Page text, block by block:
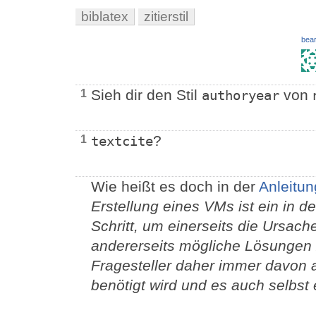
biblatex zitierstil
1 Sieh dir den Stil authoryear von
1 textcite?
Wie heißt es doch in der
Erstellung eines VMs ist ein in
Schritt, um einerseits die
andererseits mögliche
Fragesteller daher immer davon
benötigt wird und es auch selbst